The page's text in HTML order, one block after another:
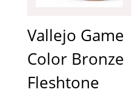
Vallejo Game
Color Bronze
Fleshtone